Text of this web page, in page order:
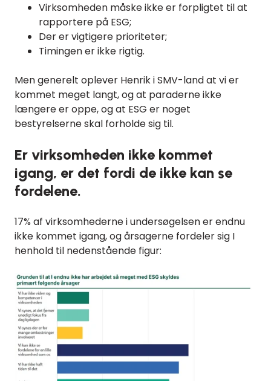
Virksomheden måske ikke er forpligtet til at
rapportere på ESG;
Der er vigtigere prioriteter;
Timingen er ikke rigtig.
Men generelt oplever Henrik i SMV-land at vi er
kommet meget langt, og at paraderne ikke
længere er oppe, og at ESG er noget
bestyrelserne skal forholde sig til.
Er virksomheden ikke kommet
igang, er det fordi de ikke kan se
fordelene.
17% af virksomhederne i undersøgelsen er endnu
ikke kommet igang, og årsagerne fordeler sig I
henhold til nedenstående figur: